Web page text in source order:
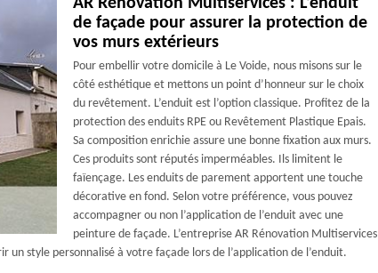
AR Rénovation Multiservices : L’enduit
de façade pour assurer la protection de
vos murs extérieurs
Pour embellir votre domicile à Le Voide, nous misons sur le
côté esthétique et mettons un point d’honneur sur le choix
du revêtement. L’enduit est l’option classique. Profitez de la
protection des enduits RPE ou Revêtement Plastique Epais.
Sa composition enrichie assure une bonne fixation aux murs.
Ces produits sont réputés imperméables. Ils limitent le
faïençage. Les enduits de parement apportent une touche
décorative en fond. Selon votre préférence, vous pouvez
accompagner ou non l’application de l’enduit avec une
peinture de façade. L’entreprise AR Rénovation Multiservices
style personnalisé à votre façade lors de l’application de l’enduit.